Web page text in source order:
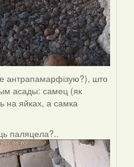
антрапамарфізую?), што
асады: самец (як
на яйках, а самка
паляцела?..